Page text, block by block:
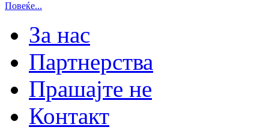
Повеќе...
За нас
Партнерства
Прашајте не
Контакт